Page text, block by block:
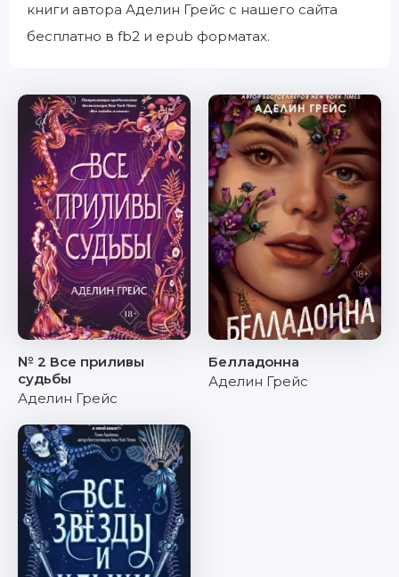
книги автора Аделин Грейс с нашего сайта
бесплатно в fb2 и epub форматах.
№ 2 Все приливы
судьбы
Аделин Грейс
Белладонна
Аделин Грейс